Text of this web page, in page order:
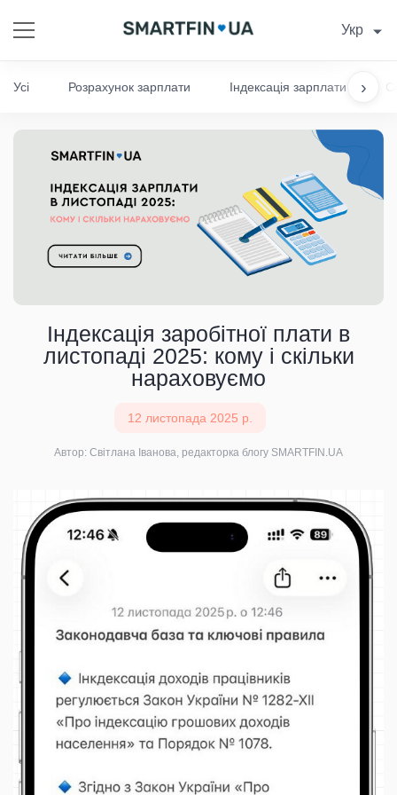
Укр
›
Усі Розрахунок зарплати Індексація зарплати
Індексація заробітної плати в
листопаді 2025: кому і скільки
нараховуємо
12 листопада 2025 р.
Автор: Світлана Іванова, редакторка блогу SMARTFIN.UA